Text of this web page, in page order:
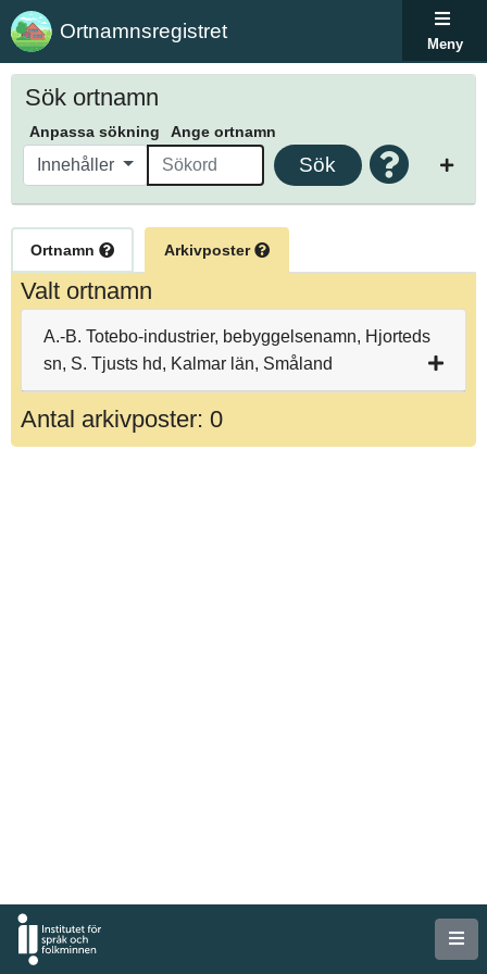
Ortnamnsregistret
Meny
Sök ortnamn
Anpassa sökning Ange ortnamn
Innehåller Sök
Ortnamn Arkivposter
Valt ortnamn
A.-B. Totebo-industrier, bebyggelsenamn, Hjorteds
sn, S. Tjusts hd, Kalmar län, Småland
Antal arkivposter: 0